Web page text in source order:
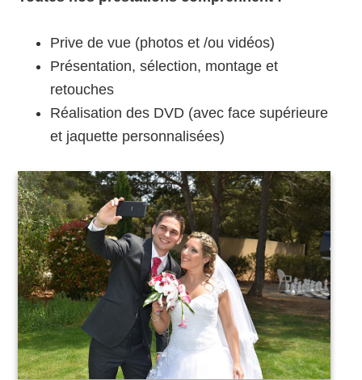
Prive de vue (photos et /ou vidéos)
Présentation, sélection, montage et
retouches
Réalisation des DVD (avec face supérieure
et jaquette personnalisées)